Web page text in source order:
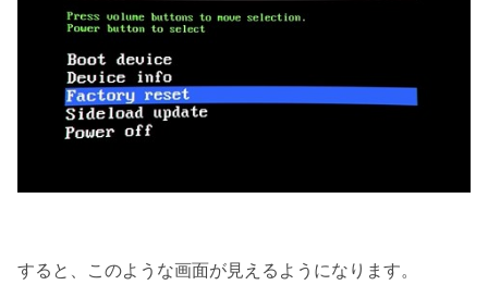
すると、このような画面が見えるようになります。